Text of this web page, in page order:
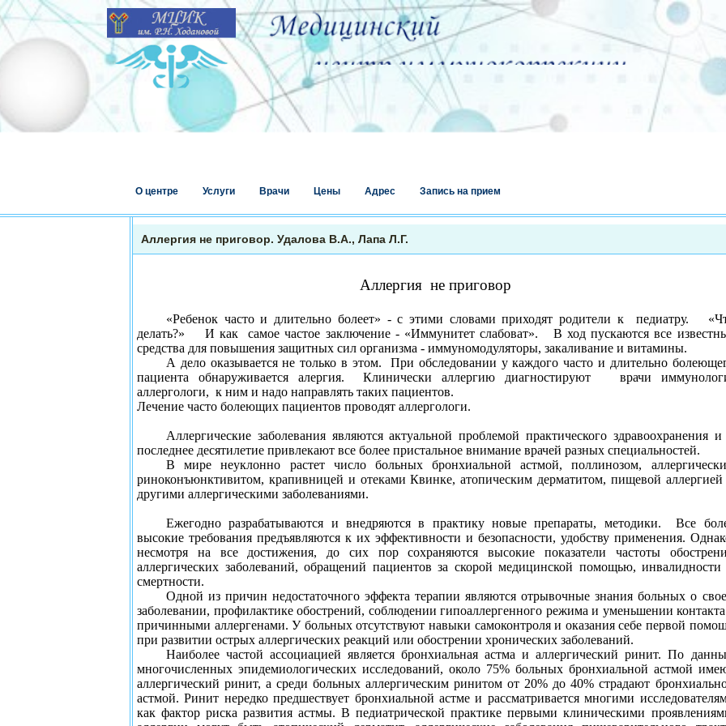
О центре Услуги Врачи Цены Адрес Запись на прием
Аллергия не приговор. Удалова В.А., Лапа Л.Г.
Аллергия не приговор
«Ребенок часто и длительно болеет» - с этими словами приходят родители к педиатру.
делать?»
И как самое частое заключение - «Иммунитет слабоват».
В ход пускаются все
средства для повышения защитных сил организма - иммуномодуляторы, закаливание и витамины.
А дело оказывается не только в этом.
При обследовании у каждого часто и длительно
пациента обнаруживается алергия.
Клинически аллергию диагностируют
врачи
аллергологи, к ним и надо направлять таких пациентов.
Лечение часто болеющих пациентов проводят аллергологи.
Аллергические заболевания являются актуальной проблемой практического здравоохранения
последнее десятилетие привлекают все более пристальное внимание врачей разных специальностей.
В мире неуклонно растет число больных бронхиальной астмой, поллинозом,
риноконъюнктивитом, крапивницей и отеками Квинке, атопическим дерматитом, пищевой
другими аллергическими заболеваниями.
Ежегодно разрабатываются и внедряются в практику новые препараты, методики.
Все
высокие требования предъявляются к их эффективности и безопасности, удобству применения.
несмотря на все достижения, до сих пор сохраняются высокие показатели частоты
аллергических заболеваний, обращений пациентов за скорой медицинской помощью, инвалидности
смертности.
Одной из причин недостаточного эффекта терапии являются отрывочные знания больных о
заболевании, профилактике обострений, соблюдении гипоаллергенного режима и уменьшении
причинными аллергенами. У больных отсутствуют навыки самоконтроля и оказания себе первой
при развитии острых аллергических реакций или обострении хронических заболеваний.
Наиболее частой ассоциацией является бронхиальная астма и аллергический ринит. По
многочисленных эпидемиологических исследований, около 75% больных бронхиальной астмой
аллергический ринит, а среди больных аллергическим ринитом от 20% до 40% страдают
астмой. Ринит нередко предшествует бронхиальной астме и рассматривается многими
как фактор риска развития астмы. В педиатрической практике первыми клиническими